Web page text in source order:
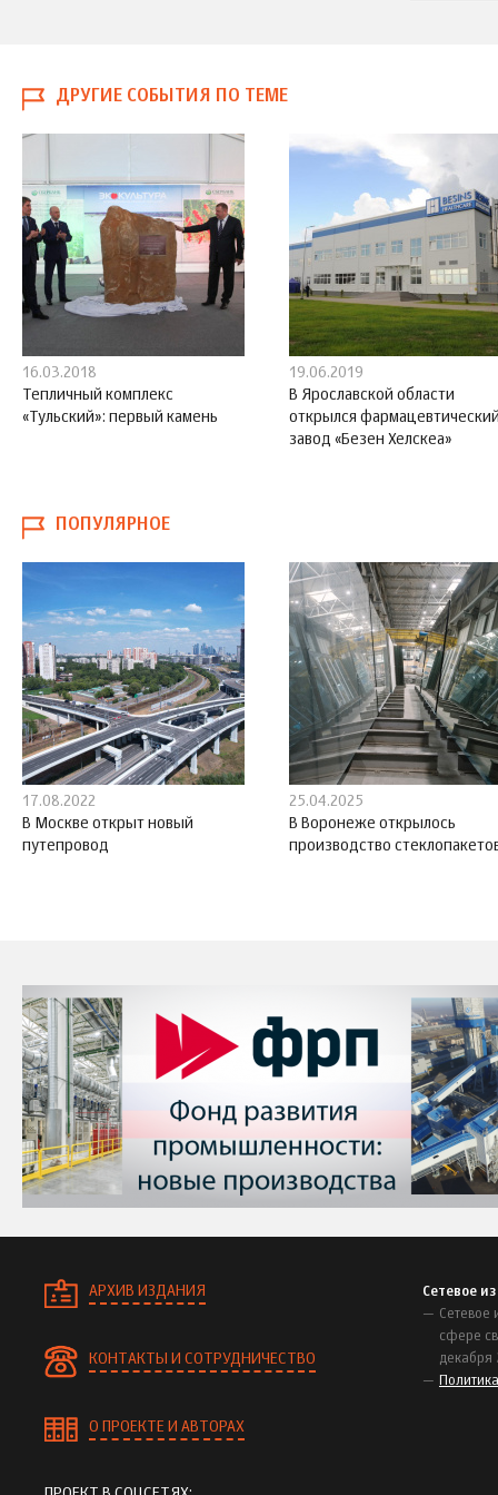
ДРУГИЕ СОБЫТИЯ ПО ТЕМЕ
16.03.2018
Тепличный комплекс
«Тульский»: первый камень
19.06.2019
В Ярославской области
открылся
завод «Безен Хелскеа»
ПОПУЛЯРНОЕ
17.08.2022
В Москве открыт новый
путепровод
25.04.2025
В Воронеже открылось
производство
АРХИВ ИЗДАНИЯ
КОНТАКТЫ И СОТРУДНИЧЕСТВО
О ПРОЕКТЕ И АВТОРАХ
Сетевое
Сетевое
сфере
декабря